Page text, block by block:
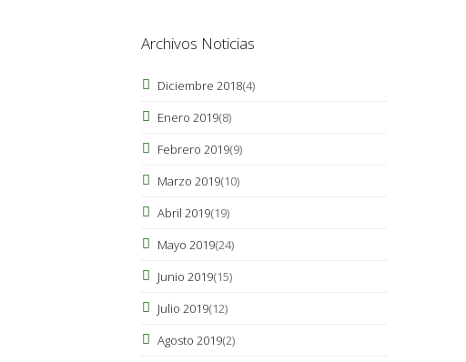
Archivos Noticias
Diciembre 2018(4)
Enero 2019(8)
Febrero 2019(9)
Marzo 2019(10)
Abril 2019(19)
Mayo 2019(24)
Junio 2019(15)
Julio 2019(12)
Agosto 2019(2)